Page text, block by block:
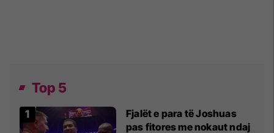
Top 5
Fjalët e para të Joshuas
pas fitores me nokaut ndaj